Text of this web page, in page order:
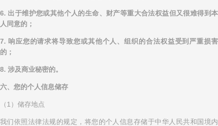
6. 出于维护您或其他个人的生命、财产等重大合法权益但又很难得到本
人同意的；
7. 响应您的请求将导致您或其他个人、组织的合法权益受到严重损害
的；
8. 涉及商业秘密的。
六、您的个人信息储存
（1）储存地点
我们依照法律法规的规定，将您的个人信息存储于中华人民共和国境内